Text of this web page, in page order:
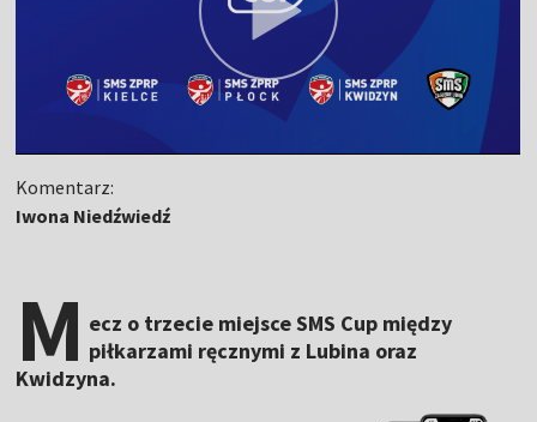
Komentarz:
Iwona Niedźwiedź
M ecz o trzecie miejsce SMS Cup między
piłkarzami ręcznymi z Lubina oraz
Kwidzyna.